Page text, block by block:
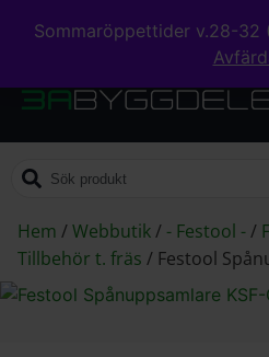
Sommaröppettider v.28-
Hem /Webbutik/ - Festool -/
Tillbehör t. fräs / Festool